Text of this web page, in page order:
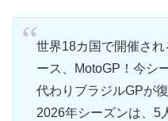
世界18カ国で開催さ
ース、MotoGP！今シ
代わりブラジルGPが
2026年シーズンは、5